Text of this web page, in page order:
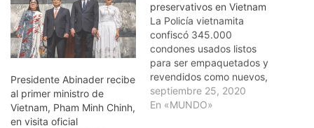
Presidente Abinader recibe
al primer ministro de
Vietnam, Pham Minh Chinh,
en visita oficial
preservativos en Vietnam
La Policía vietnamita
confiscó 345.000
condones usados listos
para ser empaquetados y
revendidos como nuevos,
un caso que expone la
inseguridad de este
septiembre 25, 2020
En «MUNDO»